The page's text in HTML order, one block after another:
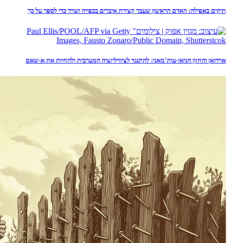
תיקים באפילה: האדם הראשון שעבר קצירת איברים בכפייה ושרד כדי לספר על כך
ארדואן והחזון הניאו-עות'מאני: להתנגד לציוויליזציה המערבית ולהחיות את א-שאם